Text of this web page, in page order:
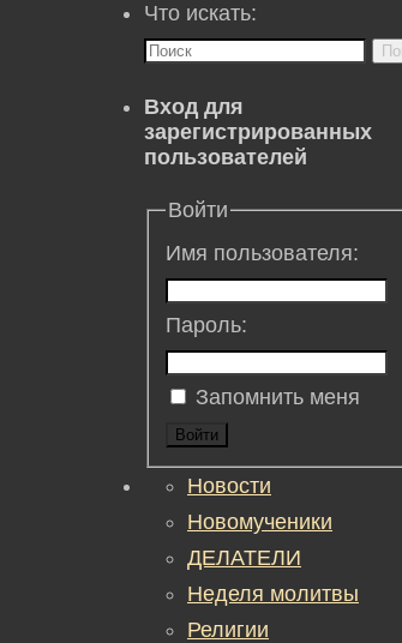
Что искать:
Вход для
зарегистрированных
пользователей
Войти
Имя пользователя:
Пароль:
Запомнить меня
Войти
Новости
Новомученики
ДЕЛАТЕЛИ
Неделя молитвы
Религии